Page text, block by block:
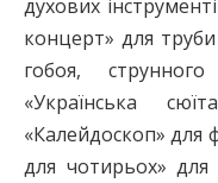
духових
концерт» для
гобоя,
«Українська
«Калейдоскоп» для
для чотирьох» для